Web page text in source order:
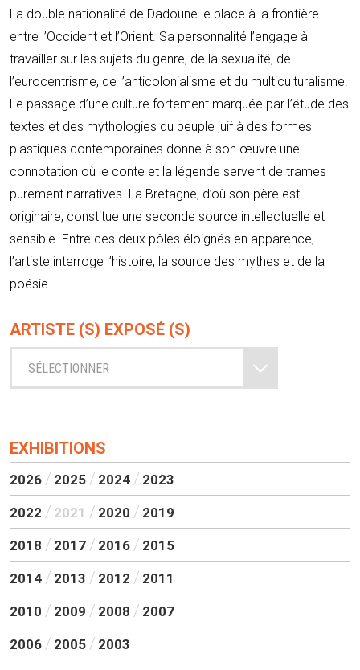
La double nationalité de Dadoune le place à la frontière
entre l’Occident et l’Orient. Sa personnalité l’engage à
travailler sur les sujets du genre, de la sexualité, de
l’eurocentrisme, de l’anticolonialisme et du multiculturalisme.
Le passage d’une culture fortement marquée par l’étude des
textes et des mythologies du peuple juif à des formes
plastiques contemporaines donne à son œuvre une
connotation où le conte et la légende servent de trames
purement narratives. La Bretagne, d’où son père est
originaire, constitue une seconde source intellectuelle et
sensible. Entre ces deux pôles éloignés en apparence,
l’artiste interroge l’histoire, la source des mythes et de la
poésie.
ARTISTE (S) EXPOSÉ (S)
SÉLECTIONNER
EXHIBITIONS
2026 2025 2024 2023
2022 2021 2020 2019
2018 2017 2016 2015
2014 2013 2012 2011
2010 2009 2008 2007
2006 2005 2003